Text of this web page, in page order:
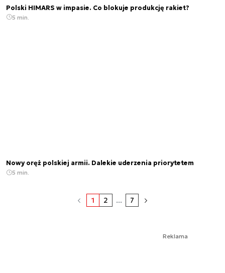
Polski HIMARS w impasie. Co blokuje produkcję rakiet?
5 min.
Nowy oręż polskiej armii. Dalekie uderzenia priorytetem
5 min.
1 2 ... 7
Reklama